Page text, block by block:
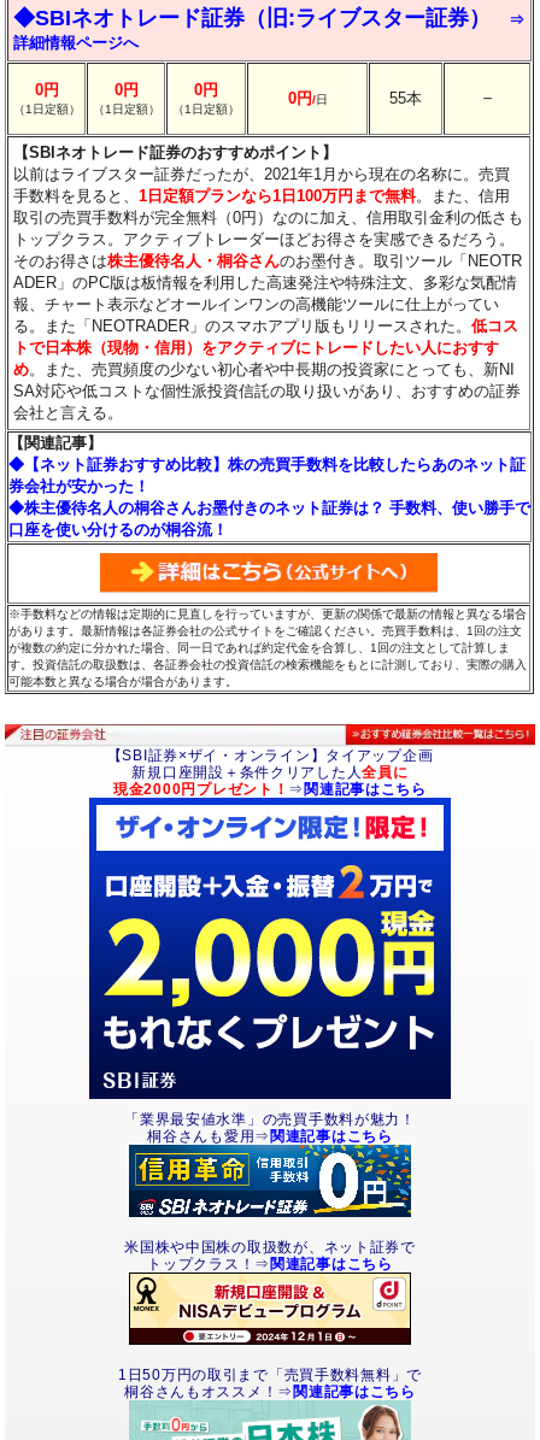
◆SBIネオトレード証券（旧:ライブスター証券）
⇒
詳細情報ページへ
0円
（1日定額）
0円
（1日定額）
0円
（1日定額）
0円/日 55本 －
【SBIネオトレード証券のおすすめポイント】
以前はライブスター証券だったが、2021年1月から現在の名称に。売買
手数料を見ると、1日定額プランなら1日100万円まで無料。また、信用
取引の売買手数料が完全無料（0円）なのに加え、信用取引金利の低さも
トップクラス。アクティブトレーダーほどお得さを実感できるだろう。
そのお得さは株主優待名人・桐谷さんのお墨付き。取引ツール「NEOTR
ADER」のPC版は板情報を利用した高速発注や特殊注文、多彩な気配情
報、チャート表示などオールインワンの高機能ツールに仕上がってい
る。また「NEOTRADER」のスマホアプリ版もリリースされた。低コス
トで日本株（現物・信用）をアクティブにトレードしたい人におすす
め。また、売買頻度の少ない初心者や中長期の投資家にとっても、新NI
SA対応や低コストな個性派投資信託の取り扱いがあり、おすすめの証券
会社と言える。
【関連記事】
◆【ネット証券おすすめ比較】株の売買手数料を比較したらあのネット証
券会社が安かった！
◆株主優待名人の桐谷さんお墨付きのネット証券は？ 手数料、使い勝手で
口座を使い分けるのが桐谷流！
※手数料などの情報は定期的に見直しを行っていますが、更新の関係で最新の情報と異なる場合
があります。最新情報は各証券会社の公式サイトをご確認ください。売買手数料は、1回の注文
が複数の約定に分かれた場合、同一日であれば約定代金を合算し、1回の注文として計算しま
す。投資信託の取扱数は、各証券会社の投資信託の検索機能をもとに計測しており、実際の購入
可能本数と異なる場合が場合があります。
【SBI証券×ザイ・オンライン】タイアップ企画
新規口座開設＋条件クリアした人全員に
現金2000円プレゼント！ ⇒ 関連記事はこちら
「業界最安値水準」の売買手数料が魅力！
桐谷さんも愛用⇒ 関連記事はこちら
米国株や中国株の取扱数が、ネット証券で
トップクラス！⇒ 関連記事はこちら
1日50万円の取引まで「売買手数料無料」で
桐谷さんもオススメ！⇒ 関連記事はこちら